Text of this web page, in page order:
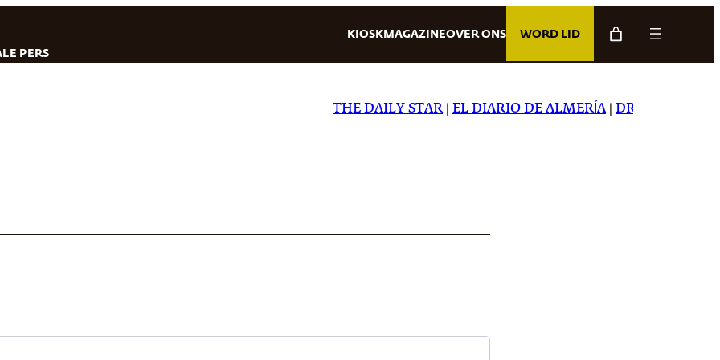
PERS
KIOSK MAGAZINEOVER ONS WORD LID
THE DAILY STAR|EL DIARIO DE ALMERÍA|DREAMING IN